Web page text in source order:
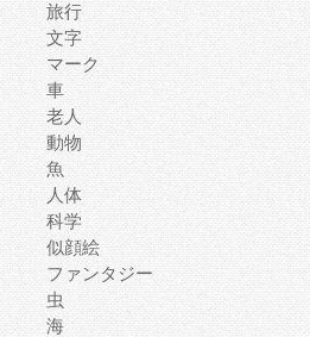
旅行
文字
マーク
車
老人
動物
魚
人体
科学
似顔絵
ファンタジー
虫
海